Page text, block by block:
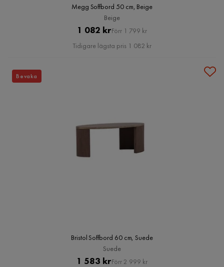
Megg Soffbord 50 cm, Beige
Beige
Pris
1 082 krOriginal
Pris
Förr 1 799 kr
Tidigare lägsta pris 1 082 kr
Bristol Soffbord 60 cm, Suede
Suede
Pris
1 583 krOriginal
Förr 2 999 kr
Bevaka